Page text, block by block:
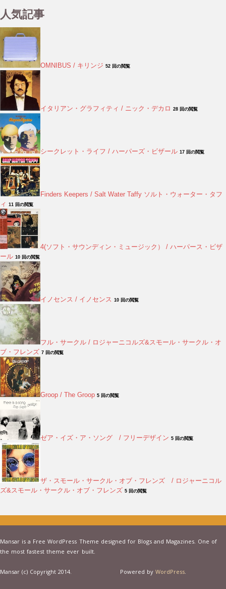
人気記事
OMNIBUS / キリンジ 52 回の閲覧
イタリアン・グラフィティ / ニック・デカロ 28 回の閲覧
シークレット・ライフ / ハーパーズ・ビザール 17 回の閲覧
Finders Keepers / Salt Water Taffy ソルト・ウォーター・タフ
ィ 11 回の閲覧
4(ソフト・サウンディン・ミュージック） / ハーパース・ビザ
ール 10 回の閲覧
イノセンス / イノセンス 10 回の閲覧
フル・サークル / ロジャーニコルズ&スモール・サークル・オ
ブ・フレンズ 7 回の閲覧
Groop / The Groop 5 回の閲覧
ゼア・イズ・ア・ソング / フリーデザイン 5 回の閲覧
ザ・スモール・サークル・オブ・フレンズ / ロジャーニコル
ズ&スモール・サークル・オブ・フレンズ 5 回の閲覧
Mansar is a Free WordPress Theme designed for Blogs and Magazines. One of
the most fastest theme ever built.
Mansar (c) Copyright 2014. Powered by WordPress